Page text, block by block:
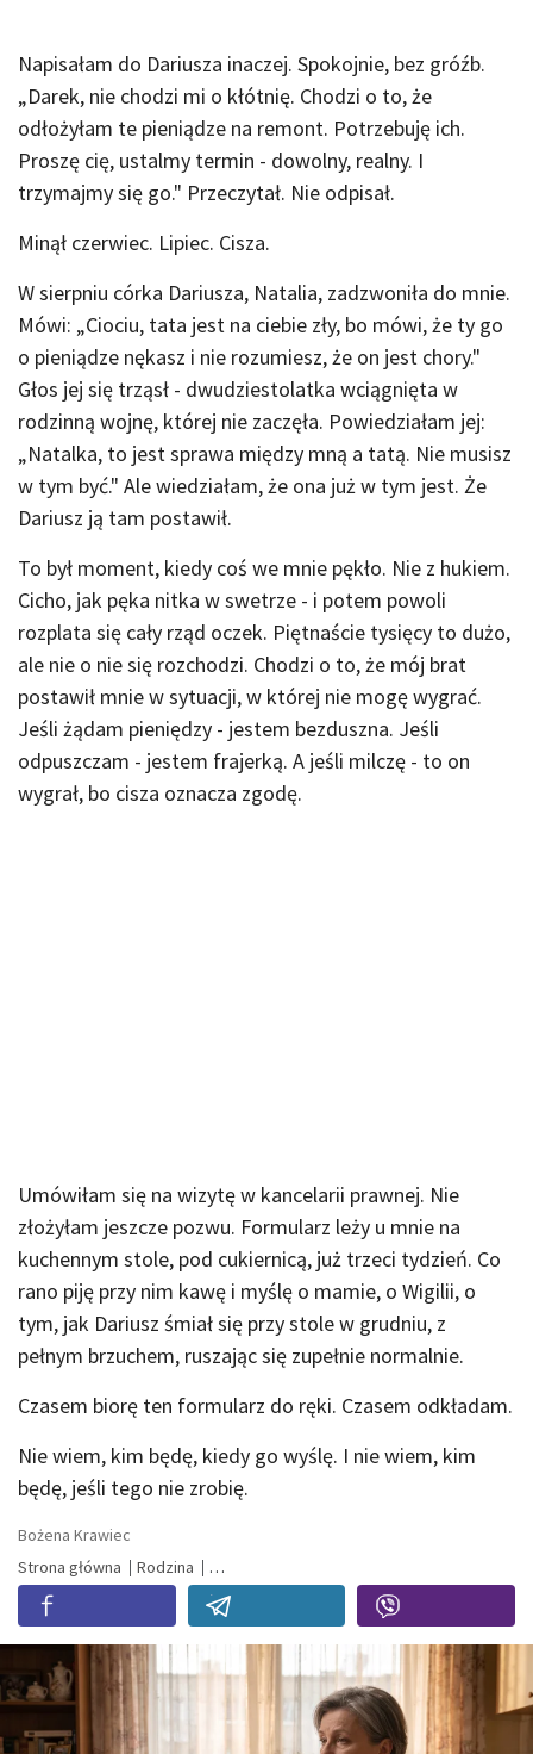
Napisałam do Dariusza inaczej. Spokojnie, bez gróźb.
„Darek, nie chodzi mi o kłótnię. Chodzi o to, że
odłożyłam te pieniądze na remont. Potrzebuję ich.
Proszę cię, ustalmy termin - dowolny, realny. I
trzymajmy się go." Przeczytał. Nie odpisał.
Minął czerwiec. Lipiec. Cisza.
W sierpniu córka Dariusza, Natalia, zadzwoniła do mnie.
Mówi: „Ciociu, tata jest na ciebie zły, bo mówi, że ty go
o pieniądze nękasz i nie rozumiesz, że on jest chory."
Głos jej się trząsł - dwudziestolatka wciągnięta w
rodzinną wojnę, której nie zaczęła. Powiedziałam jej:
„Natalka, to jest sprawa między mną a tatą. Nie musisz
w tym być." Ale wiedziałam, że ona już w tym jest. Że
Dariusz ją tam postawił.
To był moment, kiedy coś we mnie pękło. Nie z hukiem.
Cicho, jak pęka nitka w swetrze - i potem powoli
rozplata się cały rząd oczek. Piętnaście tysięcy to dużo,
ale nie o nie się rozchodzi. Chodzi o to, że mój brat
postawił mnie w sytuacji, w której nie mogę wygrać.
Jeśli żądam pieniędzy - jestem bezduszna. Jeśli
odpuszczam - jestem frajerką. A jeśli milczę - to on
wygrał, bo cisza oznacza zgodę.
Umówiłam się na wizytę w kancelarii prawnej. Nie
złożyłam jeszcze pozwu. Formularz leży u mnie na
kuchennym stole, pod cukiernicą, już trzeci tydzień. Co
rano piję przy nim kawę i myślę o mamie, o Wigilii, o
tym, jak Dariusz śmiał się przy stole w grudniu, z
pełnym brzuchem, ruszając się zupełnie normalnie.
Czasem biorę ten formularz do ręki. Czasem odkładam.
Nie wiem, kim będę, kiedy go wyślę. I nie wiem, kim
będę, jeśli tego nie zrobię.
Bożena Krawiec
Strona główna
Rodzina